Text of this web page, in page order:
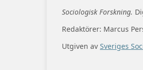
Sociologisk Forskning.
Redaktörer: Marcus
Utgiven av Sveriges